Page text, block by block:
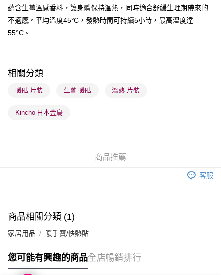
送貨方式
順豐自助櫃 - 確認發貨後1-3個工作天送達
每筆HK$65.00，滿HK$300.00或以上免運費
確認發貨後1-3 工作天送達，訂單將隨機分配至SF順豐速運或京東
每筆HK$65.00，滿HK$300.00或以上免運費
每筆HK$20.00，滿HK$100.00或以上免運費
(澳門門市) 只顯示可選門市。確認發貨後2-5個工作天到店，3天內
澳門地區配送 - 確認發貨後1-4個工作天送達
蘊含生薑溫感香料，讓身體保持溫熱，同時適合舒緩生理期帶來的
不適感。平均溫度45°C，發熱時間可持續5小時，最高溫度達
55°C。
相關分類
暖貼 片裝 生薑 暖貼 溫熱 片裝
Kincho 日本金鳥
商品推薦
客服
商品相關分類 (1)
家居用品 暖手寶/快熱貼
您可能有興趣的商品全店暢銷排行